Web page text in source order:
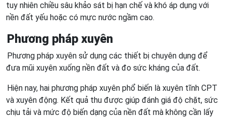
tuy nhiên chiều sâu khảo sát bị hạn chế và khó áp dụng với
nền đất yếu hoặc có mực nước ngầm cao.
Phương pháp xuyên
Phương pháp xuyên sử dụng các thiết bị chuyên dụng để
đưa mũi xuyên xuống nền đất và đo sức kháng của đất.
Hiện nay, hai phương pháp xuyên phổ biến là xuyên tĩnh CPT
và xuyên động. Kết quả thu được giúp đánh giá độ chặt, sức
chịu tải và mức độ biến dạng của nền đất mà không cần lấy